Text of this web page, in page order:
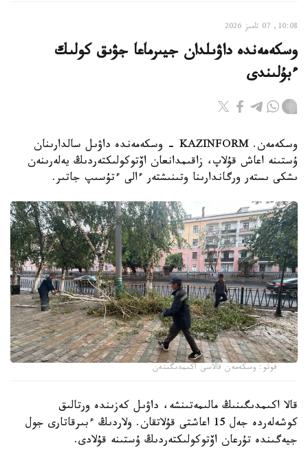
10:08, 07 تامىز 2026
وسكەمەندە داۋىلدان جيىرماعا جۋىق كولىك
ءبۇلىندى
وسكەمەن. KAZINFORM - وسكەمەندە داۋىل سالدارىنان
ۇستىنە اعاش قۇلاپ، زاقىمدانعان اۆتوكولىكتەردىڭ يەلەرىنەن
ىشكى ىستەر ورگاندارىنا وتىنىشتەر ءالى ءتۇسىپ جاتىر.
فوتو: وسكەمەن قالاسى اكىمدىگىنەن
قالا اكىمدىگىنىڭ مالىمەتىنشە، داۋىل كەزىندە ورتالىق
كوشەلەردە جەل 15 اعاشتى قۇلاتقان. ولاردىڭ ءبىرقاتارى جول
جيەگىندە تۇرعان اۆتوكولىكتەردىڭ ۇستىنە قۇلادى.